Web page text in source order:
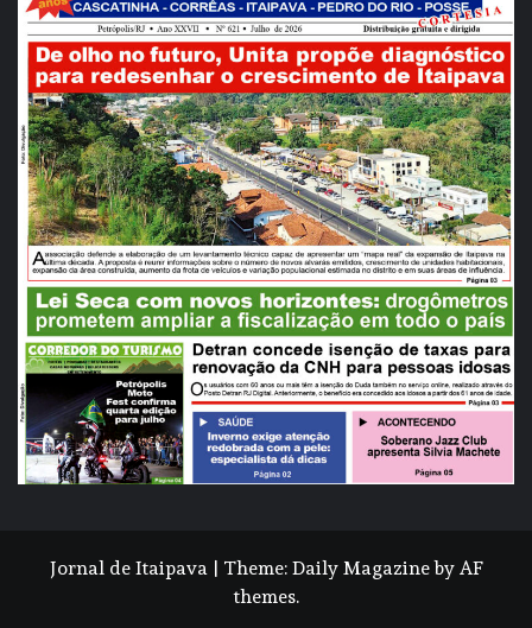
Jornal de Itaipava | Theme: Daily Magazineby AF
themes.